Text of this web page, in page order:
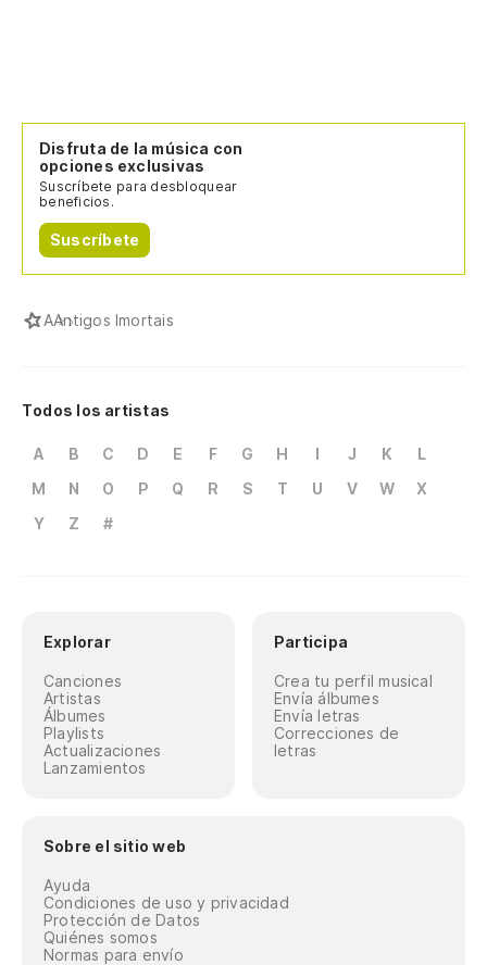
Disfruta de la música con
opciones exclusivas
Suscríbete para desbloquear
beneficios.
Suscríbete
AAntigos Imortais
Todos los artistas
A B C D E F G H I J K
L
M
N O P Q R S T U V W
X
Y
Z #
Explorar
Canciones
Artistas
Álbumes
Playlists
Actualizaciones
Lanzamientos
Participa
Crea tu perfil musical
Envía álbumes
Envía letras
Correcciones de
letras
Sobre el sitio web
Ayuda
Condiciones de uso y privacidad
Protección de Datos
Quiénes somos
Normas para envío